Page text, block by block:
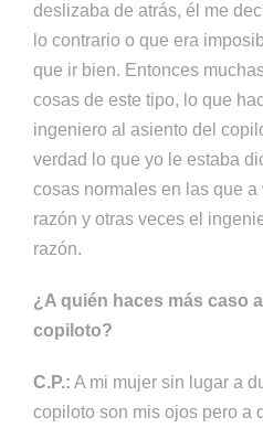
deslizaba de atrás, él me
lo contrario o que era
que ir bien. Entonces
cosas de este tipo, lo que
ingeniero al asiento del
verdad lo que yo le estaba
cosas normales en las que
razón y otras veces el
razón.
¿A quién haces más caso
copiloto?
C.P.: A mi mujer sin lugar a
copiloto son mis ojos pero a